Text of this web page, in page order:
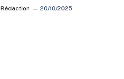
Rédaction 20/10/2025